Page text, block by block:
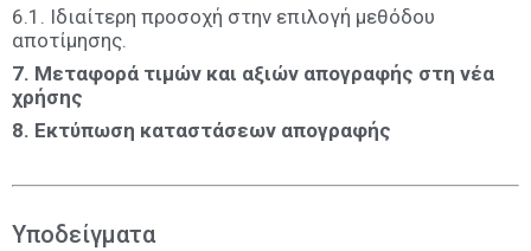
6.1. Ιδιαίτερη προσοχή στην επιλογή μεθόδου
αποτίμησης.
7. Μεταφορά τιμών και αξιών απογραφής στη νέα
χρήσης
8. Εκτύπωση καταστάσεων απογραφής
Υποδείγματα